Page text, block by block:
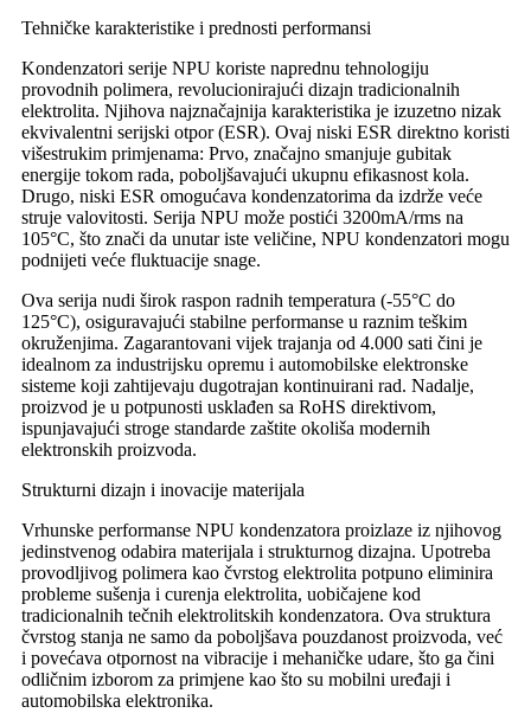
Tehničke karakteristike i prednosti performansi
Kondenzatori serije NPU koriste naprednu tehnologiju
provodnih polimera, revolucionirajući dizajn tradicionalnih
elektrolita. Njihova najznačajnija karakteristika je izuzetno nizak
ekvivalentni serijski otpor (ESR). Ovaj niski ESR direktno koristi
višestrukim primjenama: Prvo, značajno smanjuje gubitak
energije tokom rada, poboljšavajući ukupnu efikasnost kola.
Drugo, niski ESR omogućava kondenzatorima da izdrže veće
struje valovitosti. Serija NPU može postići 3200mA/rms na
105°C, što znači da unutar iste veličine, NPU kondenzatori mogu
podnijeti veće fluktuacije snage.
Ova serija nudi širok raspon radnih temperatura (-55°C do
125°C), osiguravajući stabilne performanse u raznim teškim
okruženjima. Zagarantovani vijek trajanja od 4.000 sati čini je
idealnom za industrijsku opremu i automobilske elektronske
sisteme koji zahtijevaju dugotrajan kontinuirani rad. Nadalje,
proizvod je u potpunosti usklađen sa RoHS direktivom,
ispunjavajući stroge standarde zaštite okoliša modernih
elektronskih proizvoda.
Strukturni dizajn i inovacije materijala
Vrhunske performanse NPU kondenzatora proizlaze iz njihovog
jedinstvenog odabira materijala i strukturnog dizajna. Upotreba
provodljivog polimera kao čvrstog elektrolita potpuno eliminira
probleme sušenja i curenja elektrolita, uobičajene kod
tradicionalnih tečnih elektrolitskih kondenzatora. Ova struktura
čvrstog stanja ne samo da poboljšava pouzdanost proizvoda, već
i povećava otpornost na vibracije i mehaničke udare, što ga čini
odličnim izborom za primjene kao što su mobilni uređaji i
automobilska elektronika.